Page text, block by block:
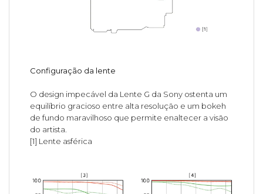
Configuração da lente
O design impecável da Lente G da Sony ostenta um
equilíbrio gracioso entre alta resolução e um bokeh
de fundo maravilhoso que permite enaltecer a visão
do artista.
[1] Lente asférica